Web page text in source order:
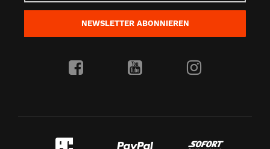
NEWSLETTER ABONNIEREN